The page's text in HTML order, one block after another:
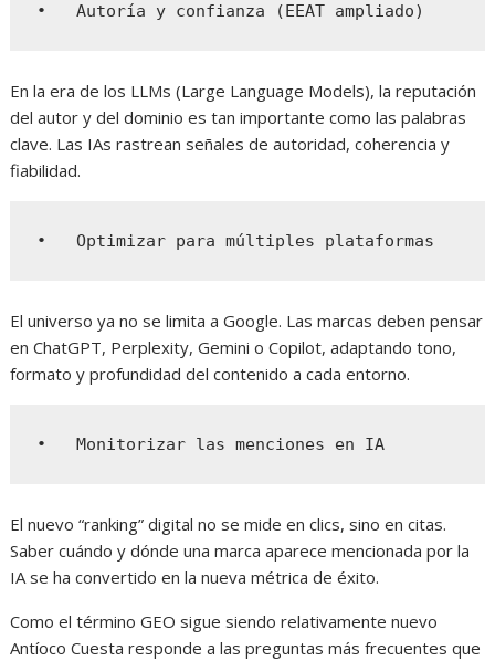
•   Autoría y confianza (EEAT ampliado)
En la era de los LLMs (Large Language Models), la reputación
del autor y del dominio es tan importante como las palabras
clave. Las IAs rastrean señales de autoridad, coherencia y
fiabilidad.
•   Optimizar para múltiples plataformas
El universo ya no se limita a Google. Las marcas deben pensar
en ChatGPT, Perplexity, Gemini o Copilot, adaptando tono,
formato y profundidad del contenido a cada entorno.
•   Monitorizar las menciones en IA
El nuevo “ranking” digital no se mide en clics, sino en citas.
Saber cuándo y dónde una marca aparece mencionada por la
IA se ha convertido en la nueva métrica de éxito.
Como el término GEO sigue siendo relativamente nuevo
Antíoco Cuesta responde a las preguntas más frecuentes que